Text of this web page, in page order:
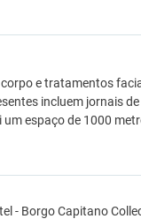
e tratamentos
incluem jornais
espaço de 1000
- Borgo Capitano